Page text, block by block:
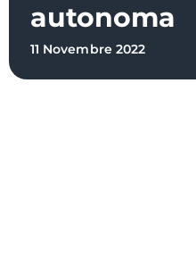
autonoma
11 Novembre 2022